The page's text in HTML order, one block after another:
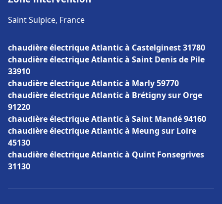
Saint Sulpice, France
chaudière électrique Atlantic à Castelginest 31780
chaudière électrique Atlantic à Saint Denis de Pile
33910
chaudière électrique Atlantic à Marly 59770
chaudière électrique Atlantic à Brétigny sur Orge
91220
chaudière électrique Atlantic à Saint Mandé 94160
chaudière électrique Atlantic à Meung sur Loire
45130
chaudière électrique Atlantic à Quint Fonsegrives
31130